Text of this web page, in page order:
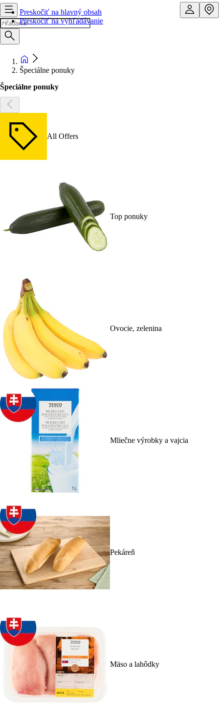
Preskočiť na hlavný obsah
Preskočiť na vyhľadávanie
Špeciálne ponuky
Špeciálne ponuky
All Offers
Top ponuky
Ovocie, zelenina
Mliečne výrobky a vajcia
Pekáreň
Mäso a lahôdky